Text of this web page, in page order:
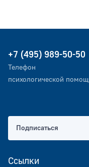
+7 (495) 989-50-50
Телефон
психологической
Ссылки
Подписаться